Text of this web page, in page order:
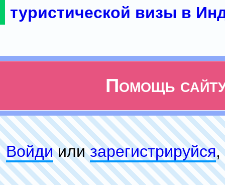
туристической визы в
Помощь
Войдиилизарeгиcтpируйся,